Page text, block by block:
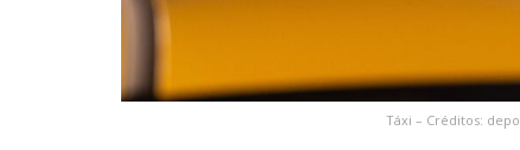
Táxi – Créditos: